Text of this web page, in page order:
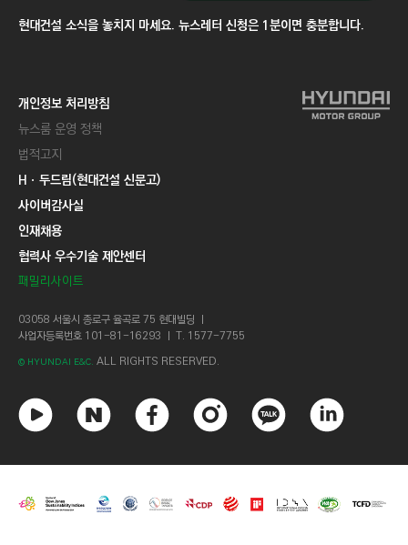
현대건설 소식을 놓치지 마세요. 뉴스레터 신청은 1분이면 충분합니다.
개인정보 처리방침
뉴스룸 운영 정책
법적고지
Hㆍ두드림(현대건설 신문고)
사이버감사실
인재채용
협력사 우수기술 제안센터
패밀리사이트
03058 서울시 종로구 율곡로 75 현대빌딩 ㅣ
사업자등록번호 101-81-16293 ㅣ T. 1577-7755
© HYUNDAI E&C. ALL RIGHTS RESERVED.
튜
브
이
이
스
북
스
타
그
카
오
톡
크
드
인